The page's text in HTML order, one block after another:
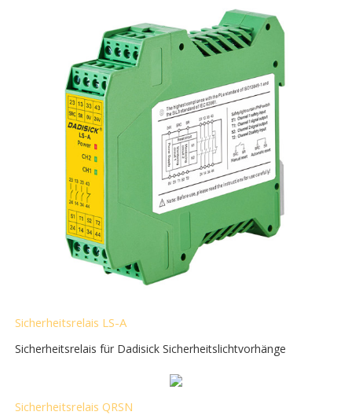
Sicherheitsrelais LS-A
Sicherheitsrelais für Dadisick Sicherheitslichtvorhänge
Sicherheitsrelais QRSN